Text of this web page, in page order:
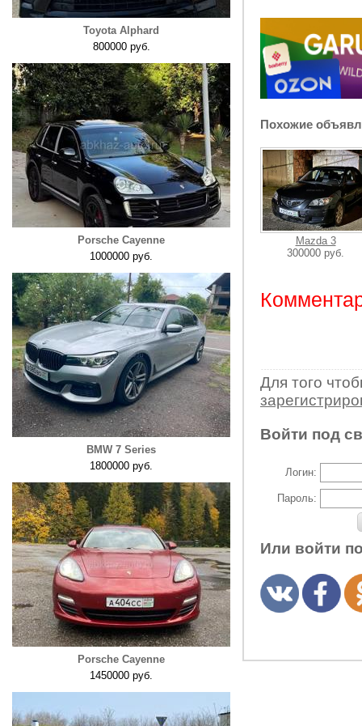
Toyota Alphard
800000 руб.
Porsche Cayenne
1000000 руб.
BMW 7 Series
1800000 руб.
Porsche Cayenne
1450000 руб.
Похожие
Mazda 3
300000 руб.
Для того
Войти под
Логин:
Пароль:
Или войти